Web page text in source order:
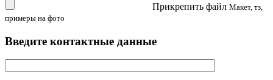
Прикрепить файл Макет, тз,
примеры на фото
Введите контактные данные